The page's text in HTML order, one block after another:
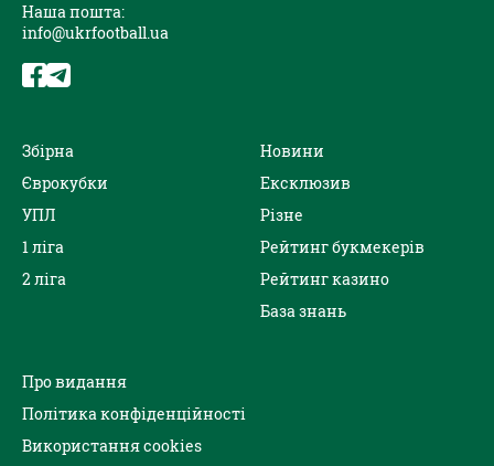
Наша пошта:
info@ukrfootball.ua
Збірна
Єврокубки
УПЛ
1 ліга
2 ліга
Новини
Ексклюзив
Різне
Рейтинг букмекерів
Рейтинг казино
База знань
Про видання
Політика конфіденційності
Використання cookies